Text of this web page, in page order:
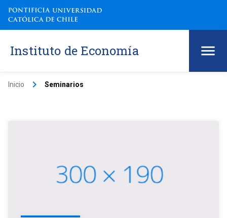
Instituto de Economía
Inicio keyboard_arrow_right Seminarios